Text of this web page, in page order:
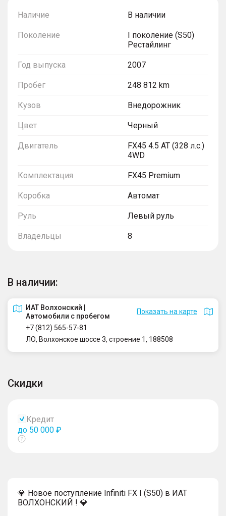
Наличие В наличии
Поколение
I поколение (S50)
Рестайлинг
Год выпуска 2007
Пробег 248 812 km
Кузов Внедорожник
Цвет Черный
Двигатель
FX45 4.5 AT (328 л.с.)
4WD
Комплектация FX45 Premium
Коробка Автомат
Руль Левый руль
Владельцы 8
В наличии:
ИАТ Волхонский |
Автомобили с пробегом
Показать на карте
+7 (812) 565-57-81
ЛО, Волхонское шоссе 3, строение 1, 188508
Скидки
Кредит
до 50 000 ₽
Показать
💎 Новое поступление Infiniti FX I (S50) в ИАТ
ВОЛХОНСКИЙ ! 💎